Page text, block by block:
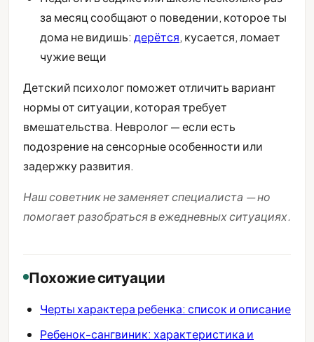
за месяц сообщают о поведении, которое ты
дома не видишь: дерётся, кусается, ломает
чужие вещи
Детский психолог поможет отличить вариант
нормы от ситуации, которая требует
вмешательства. Невролог — если есть
подозрение на сенсорные особенности или
задержку развития.
Наш советник не заменяет специалиста — но
помогает разобраться в ежедневных ситуациях.
Похожие ситуации
Черты характера ребенка: список и описание
Ребенок-сангвиник: характеристика и